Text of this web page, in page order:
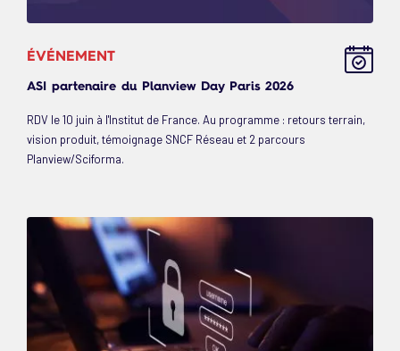
ÉVÉNEMENT
ASI partenaire du Planview Day Paris 2026
RDV le 10 juin à l'Institut de France. Au programme : retours terrain,
vision produit, témoignage SNCF Réseau et 2 parcours
Planview/Sciforma.